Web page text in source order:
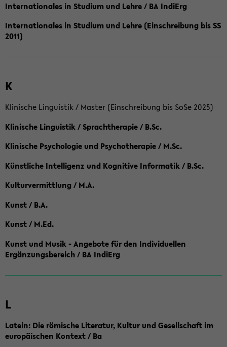
Internationales in Studium und Lehre / BA IndiErg
Internationales in Studium und Lehre (Einschreibung bis SS
2011)
K
Klinische Linguistik / Master (Einschreibung bis SoSe 2025)
Klinische Linguistik / Sprachtherapie / B.Sc.
Klinische Psychologie und Psychotherapie / M.Sc.
Künstliche Intelligenz und Kognitive Informatik / B.Sc.
Kulturvermittlung / M.A.
Kunst / B.A.
Kunst / M.Ed.
Kunst und Musik - Angebote für den Individuellen
Ergänzungsbereich / BA IndiErg
L
Latein: Die römische Literatur, Kultur und Gesellschaft im
europäischen Kontext / Ba